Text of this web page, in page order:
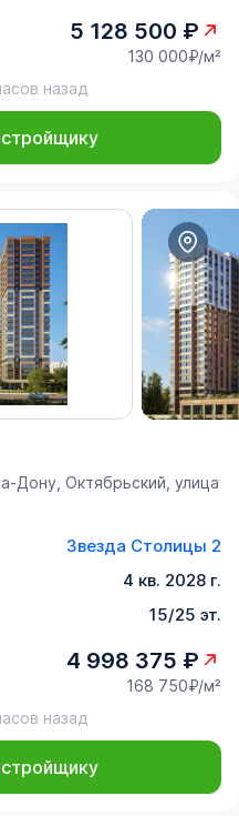
5 128 500 ₽
130 000₽/м²
назад
Дону, Октябрьский, улица
Звезда Столицы 2
4 кв. 2028 г.
15/25 эт.
4 998 375 ₽
168 750₽/м²
назад